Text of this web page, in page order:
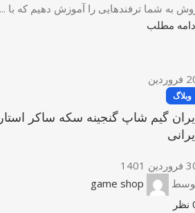
به شما ترفندهایی را آموزش دهیم که با ...
مطلب
فروردین
وبلاگ
گیم شاپ گنجینه سکه ساکر
1401
game shop
نظر